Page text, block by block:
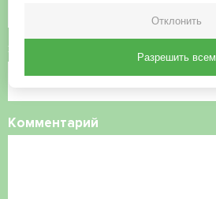
Электронная почта
Комментарий
Отклонить
Разрешить всем